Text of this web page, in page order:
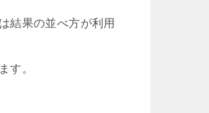
結果の並べ方が利用
す。